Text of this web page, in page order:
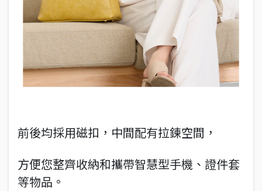
前後均採用磁扣，中間配有拉鍊空間，
方便您整齊收納和攜帶智慧型手機、證件套
等物品。